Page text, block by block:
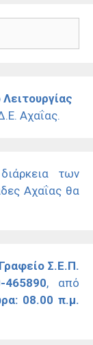
Αχαΐας.
των
Αχαΐας θα
Γραφείο Σ.Ε.Π.
465890, από
08.00 π.μ.